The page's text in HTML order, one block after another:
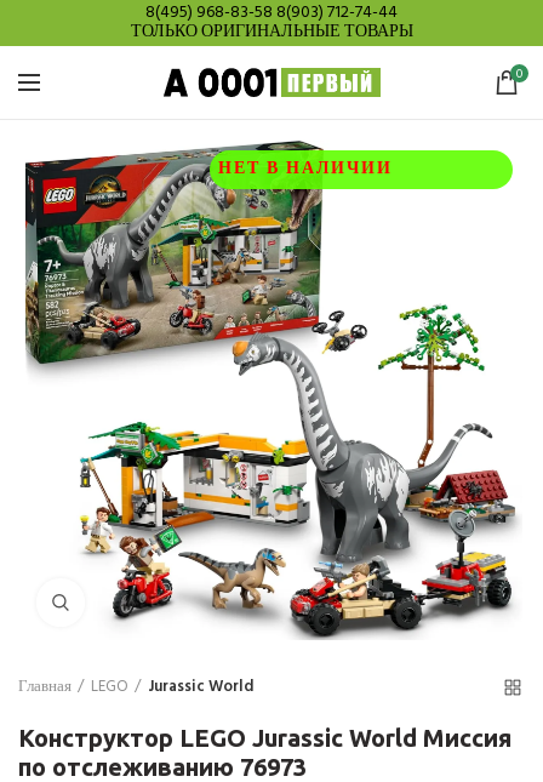
8(495) 968-83-58 8(903) 712-74-44
ТОЛЬКО ОРИГИНАЛЬНЫЕ ТОВАРЫ
0
НЕТ В НАЛИЧИИ
Нажмите для увеличения
Главная LEGO Jurassic World
Конструктор LEGO Jurassic World Миссия
по отслеживанию 76973